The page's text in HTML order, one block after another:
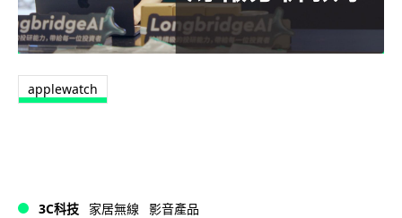
applewatch
3C科技 家居無線 影音產品